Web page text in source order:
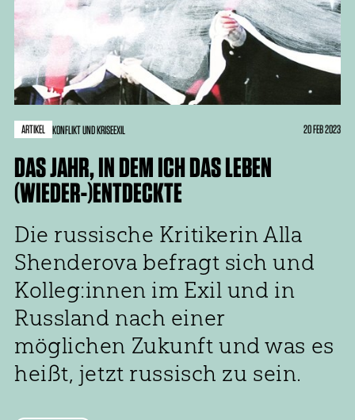
ARTIKEL KONFLIKT UND KRISEEXIL 20 FEB 2023
DAS JAHR, IN DEM ICH DAS LEBEN
(WIEDER-)ENTDECKTE
Die russische Kritikerin Alla
Shenderova befragt sich und
Kolleg:innen im Exil und in
Russland nach einer
möglichen Zukunft und was es
heißt, jetzt russisch zu sein.